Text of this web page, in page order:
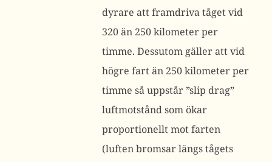
dyrare att framdriva tåget vid
320 än 250 kilometer per
timme. Dessutom gäller att vid
högre fart än 250 kilometer per
timme så uppstår ”slip drag”
luftmotstånd som ökar
proportionellt mot farten
(luften bromsar längs tågets